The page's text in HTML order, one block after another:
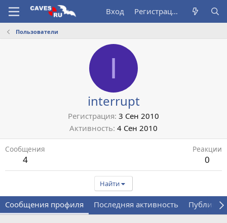
Вход Регистрация
Пользователи
I
interrupt
Регистрация 3 Сен 2010
Активность 4 Сен 2010
Сообщения
4
Реакции
0
Найти
Сообщения профиля Последняя активность